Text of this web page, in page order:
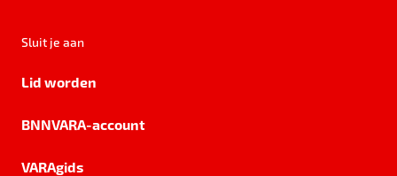
Sluit je aan
Lid worden
BNNVARA-account
VARAgids